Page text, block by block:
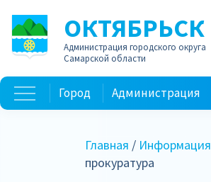
ОКТЯБРЬСК
Администрация городского округа
Самарской области
Город Администрация
Главная / Информация
прокуратура